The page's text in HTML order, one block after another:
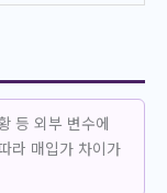
등 외부 변수에
라 매입가 차이가